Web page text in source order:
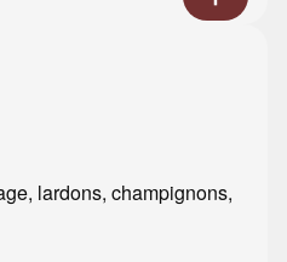
lardons, champignons,